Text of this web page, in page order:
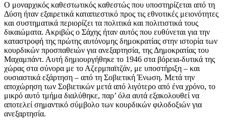
Ο μοναρχικός καθεστωτικός καθεστώς που υποστηρίζεται από τη
Δύση ήταν εξαιρετικά καταπιεστικό προς τις εθνοτικές μειονότητες
και συστηματικά περιορίζει τα πολιτικά και πολιτιστικά τους
δικαιώματα. Ακριβώς ο Σάχης ήταν αυτός που ευθύνεται για την
καταστροφή της πρώτης αυτόνομης δημοκρατίας στην ιστορία των
κουρδικών προσπαθειών για ανεξαρτησία, της Δημοκρατίας του
Μαχαμπάντ. Αυτή δημιουργήθηκε το 1946 στα βόρεια-δυτικά της
χώρας στα σύνορα με το Αζερμπαϊτζάν, με υποστήριξη – και
ουσιαστικά εξάρτηση – από τη Σοβιετική Ένωση. Μετά την
αποχώρηση των Σοβιετικών μετά από λιγότερο από ένα χρόνο, το
μικρό αυτό τμήμα διαλύθηκε, παρ’ όλα αυτά εξακολουθεί να
αποτελεί σημαντικό σύμβολο των κουρδικών φιλοδοξιών για
ανεξαρτησία.